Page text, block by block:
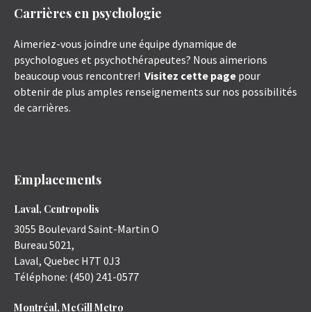
Carrières en psychologie
Aimeriez-vous joindre une équipe dynamique de
psychologues et psychothérapeutes? Nous aimerions
beaucoup vous rencontrer! Visitez cette page pour
obtenir de plus amples renseignements sur nos possibilités
de carrières.
Emplacements
Laval, Centropolis
3055 Boulevard Saint-Martin O
Bureau 5021,
Laval, Quebec H7T 0J3
Téléphone: (450) 241-0577
Montréal, McGill Metro